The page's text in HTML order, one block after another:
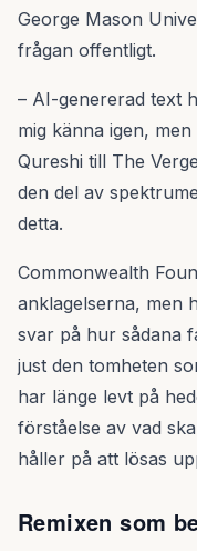
George Mason
frågan offentligt.
– AI-genererad text
mig känna igen,
Qureshi till The
den del av
detta.
Commonwealth
anklagelserna, men
svar på hur sådana
just den tomheten
har länge levt på
förståelse av vad
håller på att lösas
Remixen som